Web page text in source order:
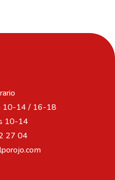
10-14 / 16-18
10-14
27 04